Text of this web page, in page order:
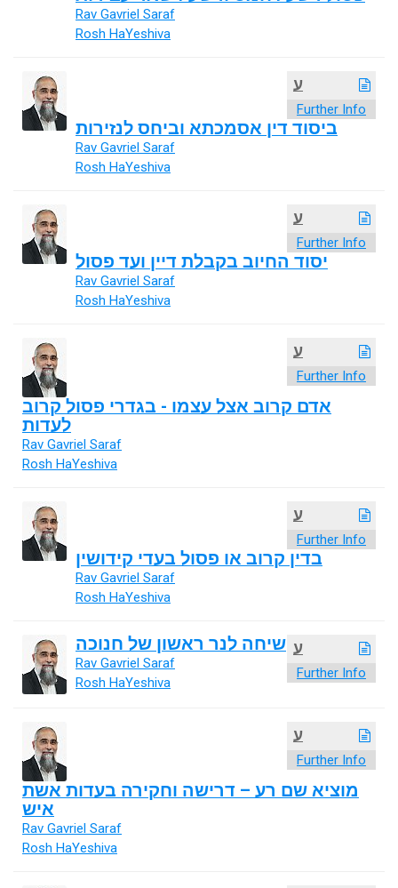
Rav Gavriel Saraf
Rosh HaYeshiva
ע
Further Info
ביסוד דין אסמכתא וביחס לנזירות
Rav Gavriel Saraf
Rosh HaYeshiva
ע
Further Info
יסוד החיוב בקבלת דיין ועד פסול
Rav Gavriel Saraf
Rosh HaYeshiva
ע
Further Info
אדם קרוב אצל עצמו - בגדרי פסול קרוב
לעדות
Rav Gavriel Saraf
Rosh HaYeshiva
ע
Further Info
בדין קרוב או פסול בעדי קידושין
Rav Gavriel Saraf
Rosh HaYeshiva
ע
Further Info
שיחה לנר ראשון של חנוכה
Rav Gavriel Saraf
Rosh HaYeshiva
ע
Further Info
מוציא שם רע – דרישה וחקירה בעדות אשת
איש
Rav Gavriel Saraf
Rosh HaYeshiva